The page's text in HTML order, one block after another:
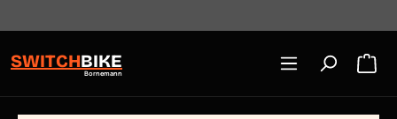
SWITCHBIKE
Bornemann